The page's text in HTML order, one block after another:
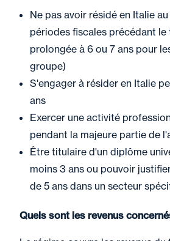
Ne pas avoir résidé en Italie
périodes fiscales précédant
prolongée à 6 ou 7 ans pour
groupe)
S'engager à résider en Italie
ans
Exercer une activité
pendant la majeure partie de
Être titulaire d'un diplôme
moins 3 ans ou pouvoir
de 5 ans dans un secteur
Quels sont les revenus